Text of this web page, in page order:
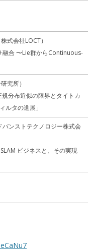
式会社LOCT）
融合 〜Lie群からContinuous-
究所）
分布近似の限界とタイトカ
ルタの進展」
ンストテクノロジー株式会
ビジネスと、その実現